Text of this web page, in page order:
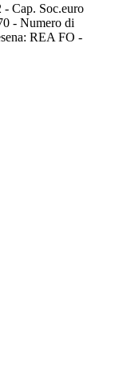
- Cap. Soc.euro
- Numero di
REA FO -